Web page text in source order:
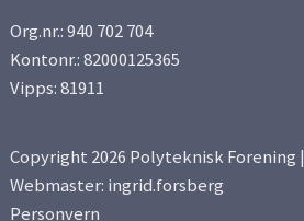
Org.nr.: 940 702 704
Kontonr.: 82000125365
Vipps: 81911
Copyright 2026 Polyteknisk Forening |
Webmaster: ingrid.forsberg
Personvern